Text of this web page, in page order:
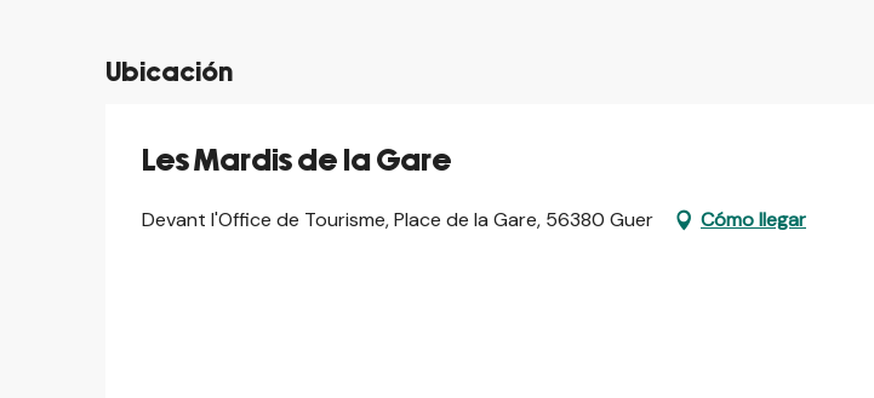
Ubicación
Les Mardis de la Gare
Devant l'Office de Tourisme, Place de la Gare, 56380 Guer Cómo llegar